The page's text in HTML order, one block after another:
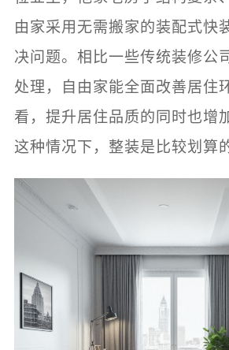
由家采用无需搬家的装配式快
决问题。相比一些传统装修公
处理，自由家能全面改善居住
看，提升居住品质的同时也增
这种情况下，整装是比较划算